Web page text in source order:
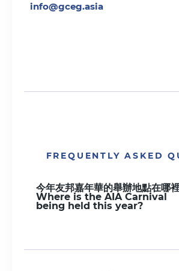
info@gceg.asia
FREQUENTLY ASKED
今年友邦嘉年華的舉辦地點在哪
Where is the AIA Carnival
being held this year?